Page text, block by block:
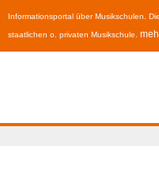
Informationsportal über Musikschulen.
staatlichen o. privaten Musikschule.